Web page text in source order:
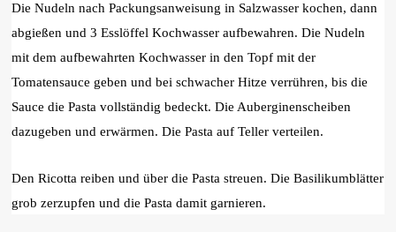
Die Nudeln nach Packungsanweisung in Salzwasser kochen, dann
abgießen und 3 Esslöffel Kochwasser aufbewahren. Die Nudeln
mit dem aufbewahrten Kochwasser in den Topf mit der
Tomatensauce geben und bei schwacher Hitze verrühren, bis die
Sauce die Pasta vollständig bedeckt. Die Auberginenscheiben
dazugeben und erwärmen. Die Pasta auf Teller verteilen.
Den Ricotta reiben und über die Pasta streuen. Die Basilikumblätter
grob zerzupfen und die Pasta damit garnieren.